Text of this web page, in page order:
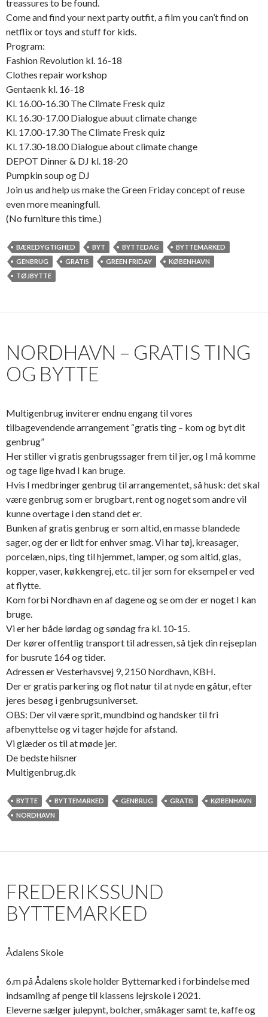
treassures to be found.
Come and find your next party outfit, a film you can’t find on
netflix or toys and stuff for kids.
Program:
Fashion Revolution kl. 16-18
Clothes repair workshop
Gentaenk kl. 16-18
Kl. 16.00-16.30 The Climate Fresk quiz
Kl. 16.30-17.00 Dialogue abuut climate change
Kl. 17.00-17.30 The Climate Fresk quiz
Kl. 17.30-18.00 Dialogue about climate change
DEPOT Dinner & DJ kl. 18-20
Pumpkin soup og DJ
Join us and help us make the Green Friday concept of reuse
even more meaningfull.
(No furniture this time.)
BÆREDYGTIGHED BYT BYTTEDAG
BYTTEMARKED
GENBRUG
GRATIS GREEN FRIDAY
KØBENHAVN
TØJBYTTE
NORDHAVN – GRATIS TING
OG BYTTE
Multigenbrug inviterer endnu engang til vores
tilbagevendende arrangement “gratis ting – kom og byt dit
genbrug”
Her stiller vi gratis genbrugssager frem til jer, og I må komme
og tage lige hvad I kan bruge.
Hvis I medbringer genbrug til arrangementet, så husk: det skal
være genbrug som er brugbart, rent og noget som andre vil
kunne overtage i den stand det er.
Bunken af gratis genbrug er som altid, en masse blandede
sager, og der er lidt for enhver smag. Vi har tøj, kreasager,
porcelæn, nips, ting til hjemmet, lamper, og som altid, glas,
kopper, vaser, køkkengrej, etc. til jer som for eksempel er ved
at flytte.
Kom forbi Nordhavn en af dagene og se om der er noget I kan
bruge.
Vi er her både lørdag og søndag fra kl. 10-15.
Der kører offentlig transport til adressen, så tjek din rejseplan
for busrute 164 og tider.
Adressen er Vesterhavsvej 9, 2150 Nordhavn, KBH.
Der er gratis parkering og flot natur til at nyde en gåtur, efter
jeres besøg i genbrugsuniverset.
OBS: Der vil være sprit, mundbind og handsker til fri
afbenyttelse og vi tager højde for afstand.
Vi glæder os til at møde jer.
De bedste hilsner
Multigenbrug.dk
BYTTE BYTTEMARKED GENBRUG GRATIS
KØBENHAVN
NORDHAVN
FREDERIKSSUND
BYTTEMARKED
Ådalens Skole
6.m på Ådalens skole holder Byttemarked i forbindelse med
indsamling af penge til klassens lejrskole i 2021.
Eleverne sælger julepynt, bolcher, småkager samt te, kaffe og